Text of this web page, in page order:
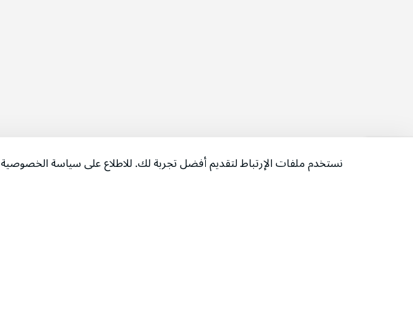
نستخدم ملفات الإرتباط لتقديم أفضل تجربة لك. للاطلاع على سياسة الخصوصية